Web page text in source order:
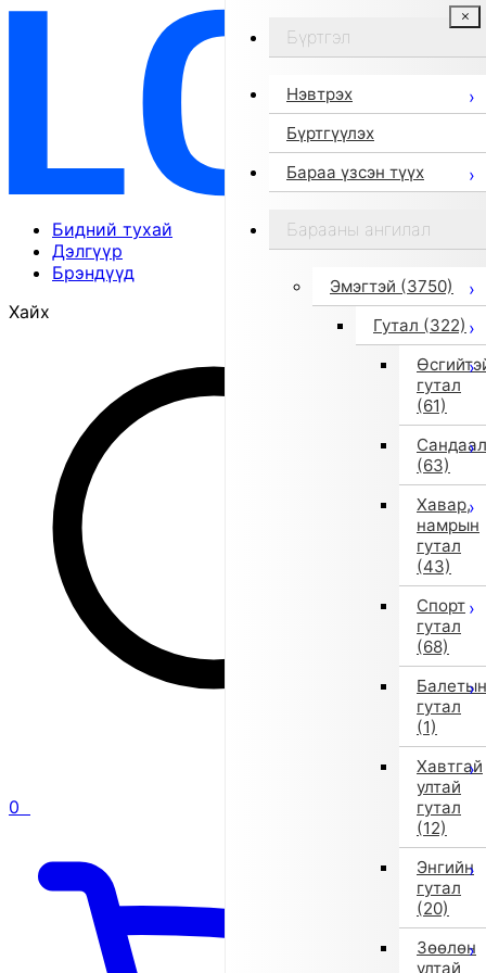
Бидний тухай
Дэлгүүр
Брэндүүд
Хайх
0
Бүртгэл
Нэвтрэх
Бүртгүүлэх
Бараа үзсэн түүх
Барааны ангилал
Эмэгтэй (3750)
Гутал (322)
гутал
(61)
Сандаал
(63)
Хавар,
намрын
гутал
(43)
Спорт
гутал
(68)
Балетын
гутал
(1)
Хавтгай
ултай
гутал
(12)
Энгийн
гутал
(20)
Зөөлөн
ултай